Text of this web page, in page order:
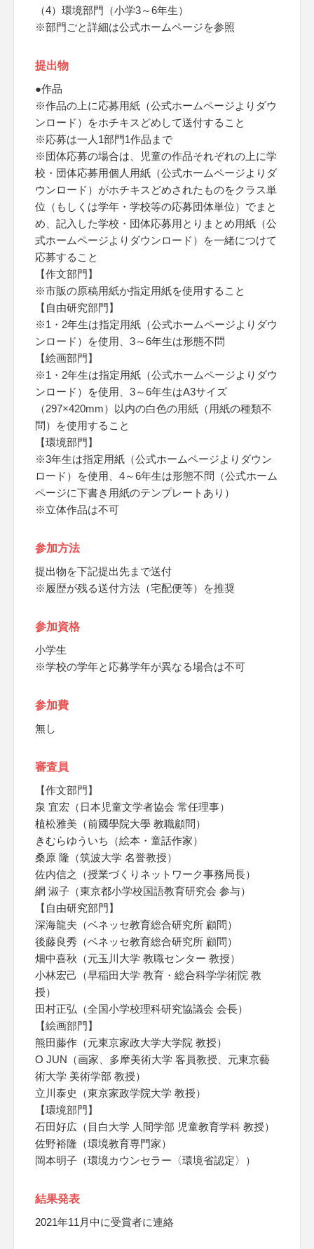
（4）環境部門（小学3～6年生）
※部門ごと詳細は公式ホームページを参照
提出物
●作品
※作品の上に応募用紙（公式ホームページよりダウ
ンロード）をホチキスどめして送付すること
※応募は一人1部門1作品まで
※団体応募の場合は、児童の作品それぞれの上に学
校・団体応募用個人用紙（公式ホームページよりダ
ウンロード）がホチキスどめされたものをクラス単
位（もしくは学年・学校等の応募団体単位）でまと
め、記入した学校・団体応募用とりまとめ用紙（公
式ホームページよりダウンロード）を一緒につけて
応募すること
【作文部門】
※市販の原稿用紙か指定用紙を使用すること
【自由研究部門】
※1・2年生は指定用紙（公式ホームページよりダウ
ンロード）を使用、3～6年生は形態不問
【絵画部門】
※1・2年生は指定用紙（公式ホームページよりダウ
ンロード）を使用、3～6年生はA3サイズ
（297×420mm）以内の白色の用紙（用紙の種類不
問）を使用すること
【環境部門】
※3年生は指定用紙（公式ホームページよりダウン
ロード）を使用、4～6年生は形態不問（公式ホーム
ページに下書き用紙のテンプレートあり）
※立体作品は不可
参加方法
提出物を下記提出先まで送付
※履歴が残る送付方法（宅配便等）を推奨
参加資格
小学生
※学校の学年と応募学年が異なる場合は不可
参加費
無し
審査員
【作文部門】
泉 宜宏（日本児童文学者協会 常任理事）
植松雅美（前國學院大學 教職顧問）
きむらゆういち（絵本・童話作家）
桑原 隆（筑波大学 名誉教授）
佐内信之（授業づくりネットワーク事務局長）
網 淑子（東京都小学校国語教育研究会 参与）
【自由研究部門】
深海龍夫（ベネッセ教育総合研究所 顧問）
後藤良秀（ベネッセ教育総合研究所 顧問）
畑中喜秋（元玉川大学 教職センター 教授）
小林宏己（早稲田大学 教育・総合科学学術院 教
授）
田村正弘（全国小学校理科研究協議会 会長）
【絵画部門】
熊田藤作（元東京家政大学大学院 教授）
O JUN（画家、多摩美術大学 客員教授、元東京藝
術大学 美術学部 教授）
立川泰史（東京家政学院大学 教授）
【環境部門】
石田好広（目白大学 人間学部 児童教育学科 教授）
佐野裕隆（環境教育専門家）
岡本明子（環境カウンセラー〈環境省認定〉）
結果発表
2021年11月中に受賞者に連絡